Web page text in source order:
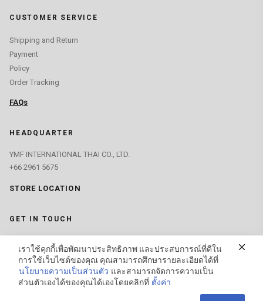
CUSTOMER SERVICE
Shipping and Return
Payment
Policy
Order Tracking
FAQs
HEADQUARTER
YMF INTERNATIONAL THAI CO., LTD.
+66 2961 5675
STORE LOCATION
GET IN TOUCH
contact@zanpusustain.com
FIND US ON
เราใช้คุกกี้เพื่อพัฒนาประสิทธิภาพ และประสบการณ์ที่ดีใน
การใช้เว็บไซต์ของคุณ คุณสามารถศึกษารายละเอียดได้ที่
นโยบายความเป็นส่วนตัว และสามารถจัดการความเป็น
ส่วนตัวเองได้ของคุณได้เองโดยคลิกที่ ตั้งค่า